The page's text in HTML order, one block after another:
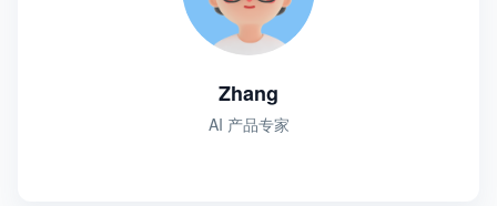
Zhang
AI 产品专家